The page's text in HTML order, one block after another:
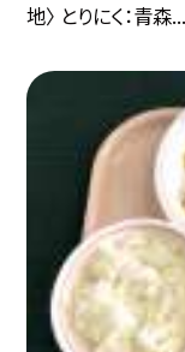
地〉 とりにく：青森...